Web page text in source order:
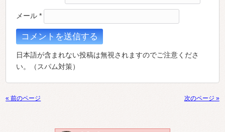
メール*
日本語が含まれない投稿は無視されますのでご注意くださ
い。（スパム対策）
« 前のページ 次のページ »